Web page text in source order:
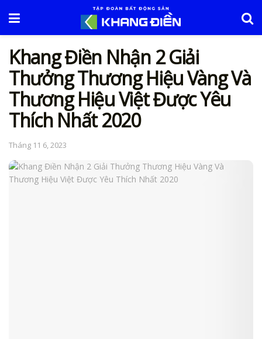
Khang Điền Nhận 2 Giải
Thưởng Thương Hiệu Vàng Và
Thương Hiệu Việt Được Yêu
Thích Nhất 2020
Tháng 11 6, 2023